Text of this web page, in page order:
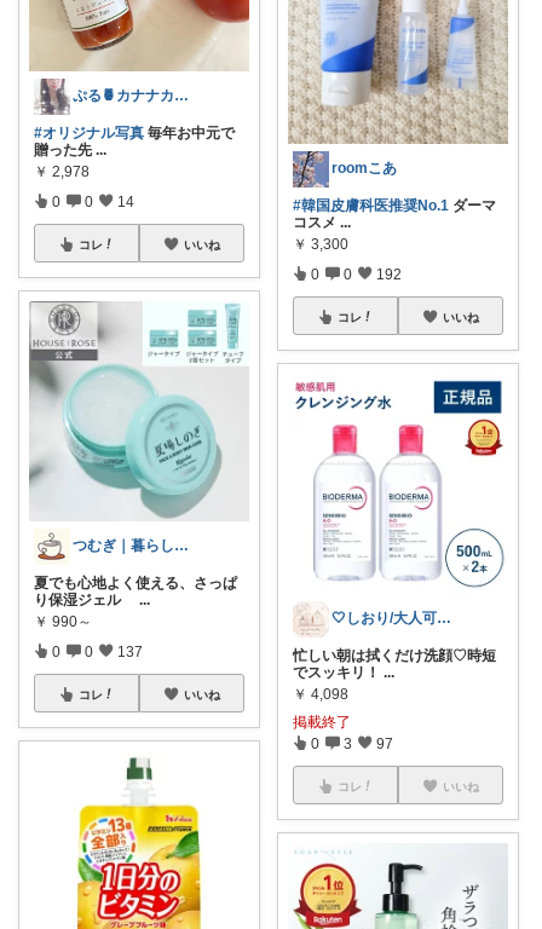
ぷる🍍カナナカ🧜‍♀️ お礼❥プロフ
#オリジナル写真 毎年お中元で
贈った先 ...
￥ 2,978
0 0 14
コレ いいね
つむぎ｜暮らしを少し豊かに
夏でも心地よく使える、さっぱ
り保湿ジェル
...
￥ 990～
0 0 137
コレ いいね
roomこあ
#韓国皮膚科医推奨No.1 ダーマ
コスメ ...
￥ 3,300
0 0 192
コレ いいね
🤍しおり/大人可愛いroom🤍
忙しい朝は拭くだけ洗顔♡時短
でスッキリ！ ...
￥ 4,098
掲載終了
0 3 97
コレ いいね